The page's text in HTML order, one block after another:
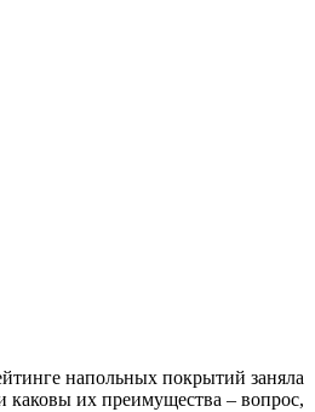
напольных покрытий заняла
каковы их преимущества – вопрос,